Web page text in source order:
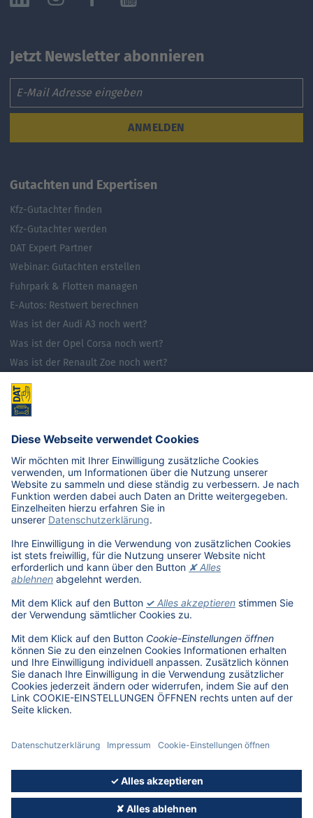
Jetzt Newsletter abonnieren
Email
ANMELDEN
Gutachten und Expertisen
Kfz-Gutachter finden
Kfz-Gutachter werden
DAT Expert Partner
Webinar: Gutachten erstellen
Fuhrpark & Flotten managen
E-Autos: Restwert berechnen
Was ist der Audi A3 noch wert?
Was ist der Opel Corsa noch wert?
Was ist der Renault Zoe noch wert?
Was ist der VW Golf noch wert?
E-Mobilität in Deutschland
Stellenangebote
Benefits
DAT als Arbeitgeber
#getDATjob
Unternehmen
DAT International
Wir über uns
DAT Historie
Nachhaltigkeit
Informationssicherheit
Anfahrt
Rechtliches
© 2026, Deutsche Automobil Treuhand GmbH - Version 5.11.09